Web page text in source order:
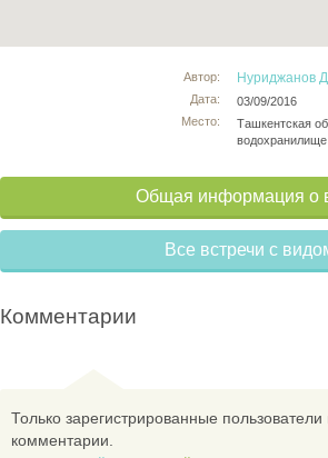
Автор:
Дата:
Место:
Нуриджанов
03/09/2016
Ташкентская
водохранилище
Общая информация о
Все встречи с
Комментарии
Только зарегистрированные пользователи
комментарии.